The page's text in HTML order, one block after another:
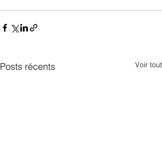
Posts récents Voir tout